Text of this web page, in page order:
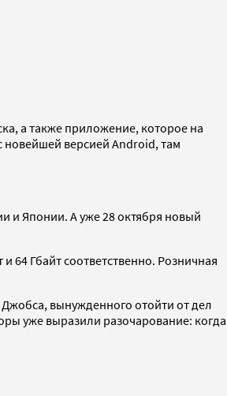
а также приложение, которое на
новейшей версией Android, там
и Японии. А уже 28 октября новый
64 Гбайт соответственно. Розничная
вынужденного отойти от дел
уже выразили разочарование: когда